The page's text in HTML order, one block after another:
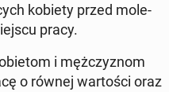
kobiety przed mo­le­
pracy.
i męż­czy­znom
o równej war­to­ści oraz